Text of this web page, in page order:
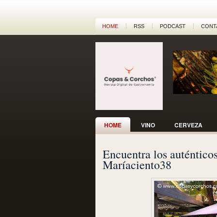
HOME RSS PODCAST
HOME VINO CERVEZA
Encuentra los
Maríaciento38